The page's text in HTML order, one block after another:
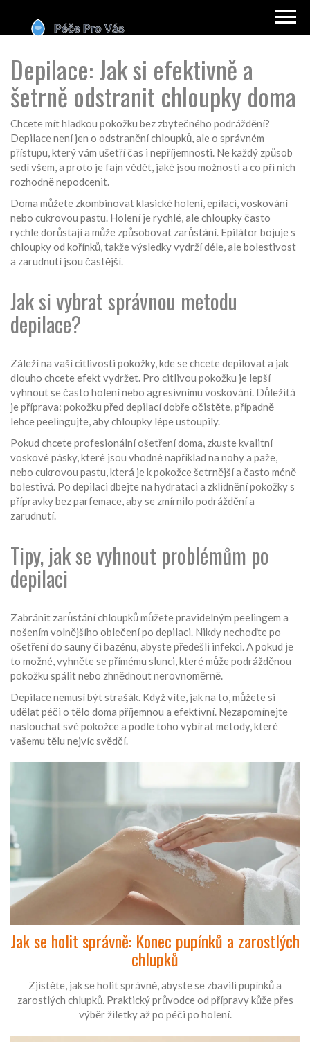
Depilace: Jak si efektivně a
šetrně odstranit chloupky doma
Chcete mít hladkou pokožku bez zbytečného podráždění?
Depilace není jen o odstranění chloupků, ale o správném
přístupu, který vám ušetří čas i nepříjemnosti. Ne každý způsob
sedí všem, a proto je fajn vědět, jaké jsou možnosti a co při nich
rozhodně nepodcenit.
Doma můžete zkombinovat klasické holení, epilaci, voskování
nebo cukrovou pastu. Holení je rychlé, ale chloupky často
rychle dorůstají a může způsobovat zarůstání. Epilátor bojuje s
chloupky od kořínků, takže výsledky vydrží déle, ale bolestivost
a zarudnutí jsou častější.
Jak si vybrat správnou metodu
depilace?
Záleží na vaší citlivosti pokožky, kde se chcete depilovat a jak
dlouho chcete efekt vydržet. Pro citlivou pokožku je lepší
vyhnout se často holení nebo agresivnímu voskování. Důležitá
je příprava: pokožku před depilací dobře očistěte, případně
lehce peelingujte, aby chloupky lépe ustoupily.
Pokud chcete profesionální ošetření doma, zkuste kvalitní
voskové pásky, které jsou vhodné například na nohy a paže,
nebo cukrovou pastu, která je k pokožce šetrnější a často méně
bolestivá. Po depilaci dbejte na hydrataci a zklidnění pokožky s
přípravky bez parfemace, aby se zmírnilo podráždění a
zarudnutí.
Tipy, jak se vyhnout problémům po
depilaci
Zabránit zarůstání chloupků můžete pravidelným peelingem a
nošením volnějšího oblečení po depilaci. Nikdy nechoďte po
ošetření do sauny či bazénu, abyste předešli infekci. A pokud je
to možné, vyhněte se přímému slunci, které může podrážděnou
pokožku spálit nebo zhnědnout nerovnoměrně.
Depilace nemusí být strašák. Když víte, jak na to, můžete si
udělat péči o tělo doma příjemnou a efektivní. Nezapomínejte
naslouchat své pokožce a podle toho vybírat metody, které
vašemu tělu nejvíc svědčí.
Jak se holit správně: Konec pupínků a zarostlých
chlupků
Zjistěte, jak se holit správně, abyste se zbavili pupínků a
zarostlých chlupků. Praktický průvodce od přípravy kůže přes
výběr žiletky až po péči po holení.